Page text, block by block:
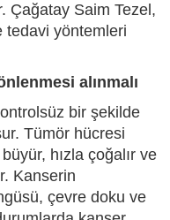
Çağatay Saim Tezel,
tedavi yöntemleri
alınmalı
bir şekilde
Tümör hücresi
hızla çoğalır ve
Kanserin
çevre doku ve